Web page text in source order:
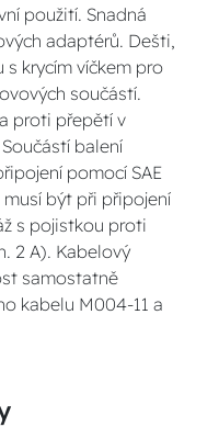
použití. Snadná
adaptérů. Dešti,
krycím víčkem pro
součástí.
proti přepětí v
balení
pomocí SAE
být při připojení
s pojistkou proti
2 A). Kabelový
samostatně
kabelu M004-11 a